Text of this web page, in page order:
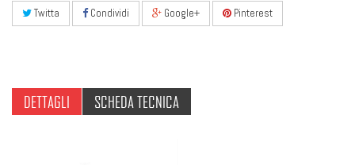
Twitta Condividi Google+ Pinterest
DETTAGLI SCHEDA TECNICA